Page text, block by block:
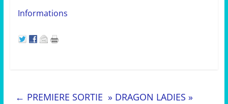
Informations
← PREMIERE SORTIE » DRAGON LADIES »